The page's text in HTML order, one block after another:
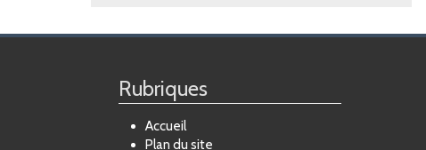
Rubriques
Accueil
Plan du site